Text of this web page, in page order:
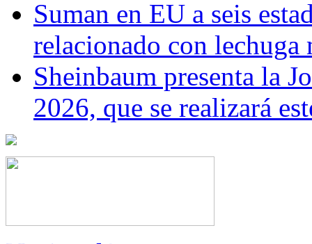
Suman en EU a seis
relacionado con lechuga
Sheinbaum presenta la
2026, que se realizará